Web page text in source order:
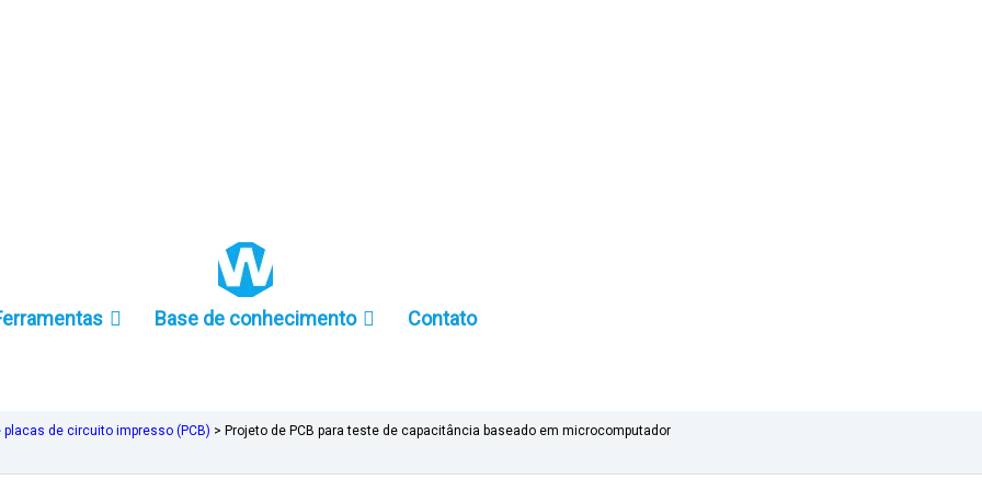
Base de conhecimento Contato
placas de circuito impresso (PCB) > Projeto de PCB para teste de capacitância baseado em microcomputador